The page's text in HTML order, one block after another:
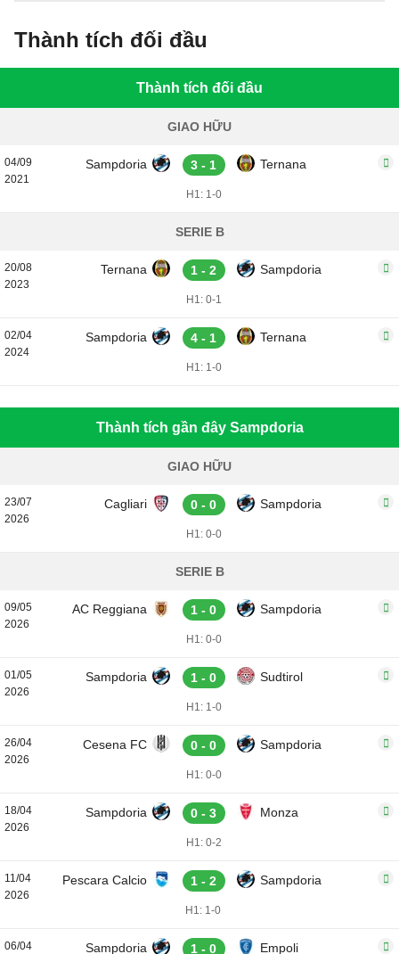
Thành tích đối đầu
Thành tích đối đầu
GIAO HỮU
04/09
2021
Sampdoria 3 - 1 Ternana
H1: 1-0
SERIE B
20/08
2023
Ternana 1 - 2 Sampdoria
H1: 0-1
02/04
2024
Sampdoria 4 - 1 Ternana
H1: 1-0
Thành tích gần đây Sampdoria
GIAO HỮU
23/07
2026
Cagliari 0 - 0 Sampdoria
H1: 0-0
SERIE B
09/05
2026
AC Reggiana 1 - 0 Sampdoria
H1: 0-0
01/05
2026
Sampdoria 1 - 0 Sudtirol
H1: 1-0
26/04
2026
Cesena FC 0 - 0 Sampdoria
H1: 0-0
18/04
2026
Sampdoria 0 - 3 Monza
H1: 0-2
11/04
2026
Pescara Calcio 1 - 2 Sampdoria
H1: 1-0
06/04 Sampdoria 1 - 0 Empoli